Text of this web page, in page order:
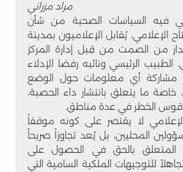
مراد مزراني
فيه السياسات الصحية من شأن
الإعلامي، يُقابل الإعلاميون بمدينة
من الصمت من قِبل إدارة المركز
الطبيب الرئيسي ونائبه رفضا الإدلاء
مشاركة أي معلومات حول الوضع
خاصة ما يتعلق بانتشار داء الحصبة،
ناقوس الخطر في عدة مناطق.
لا يقتصر على كونه موقفاً
المحليين، بل يُعد تجاوزاً صريحاً
المتعلق بالحق في الحصول على
للتوجيهات الملكية السامية التي